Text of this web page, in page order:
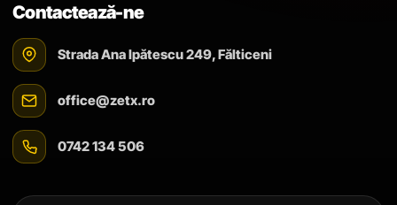
Contactează-ne
Strada Ana Ipătescu 249, Fălticeni
office@zetx.ro
0742 134 506